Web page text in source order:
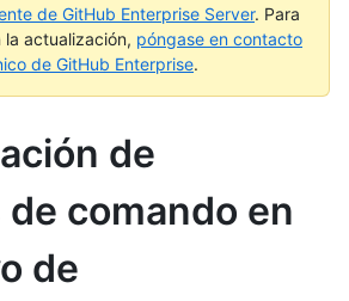
de GitHub Enterprise Server. Para
actualización, póngase en contacto
de GitHub Enterprise.
de
comando en
de